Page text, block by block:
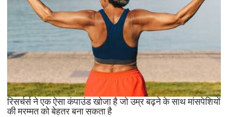
रिसर्चर्स ने एक ऐसा कंपाउंड खोजा है जो उम्र बढ़ने के साथ मांसपेशियों
की मरम्मत को बेहतर बना सकता है